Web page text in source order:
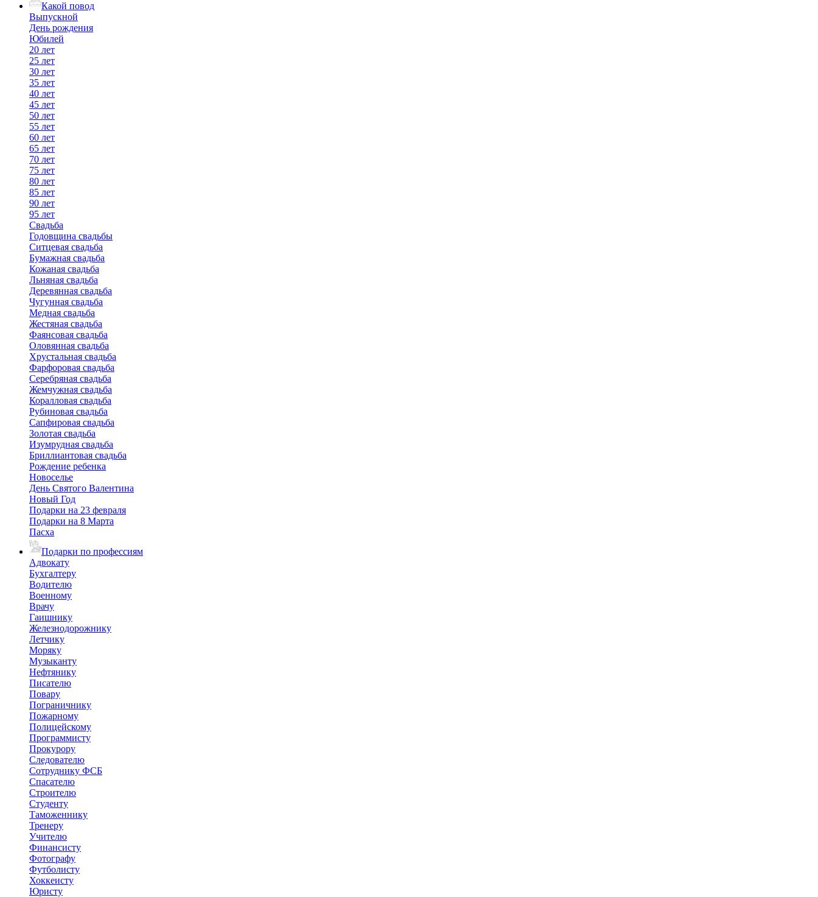
Какой повод
Выпускной
День рождения
Юбилей
20 лет
25 лет
30 лет
35 лет
40 лет
45 лет
50 лет
55 лет
60 лет
65 лет
70 лет
75 лет
80 лет
85 лет
90 лет
95 лет
Свадьба
Годовщина свадьбы
Ситцевая свадьба
Бумажная свадьба
Кожаная свадьба
Льняная свадьба
Деревянная свадьба
Чугунная свадьба
Медная свадьба
Жестяная свадьба
Фаянсовая свадьба
Оловянная свадьба
Хрустальная свадьба
Фарфоровая свадьба
Серебряная свадьба
Жемчужная свадьба
Коралловая свадьба
Рубиновая свадьба
Сапфировая свадьба
Золотая свадьба
Изумрудная свадьба
Бриллиантовая свадьба
Рождение ребенка
Новоселье
День Святого Валентина
Новый Год
Подарки на 23 февраля
Подарки на 8 Марта
Пасха
Подарки по профессиям
Адвокату
Бухгалтеру
Водителю
Военному
Врачу
Гаишнику
Железнодорожнику
Летчику
Моряку
Музыканту
Нефтянику
Писателю
Повару
Пограничнику
Пожарному
Полицейскому
Программисту
Прокурору
Следователю
Сотруднику ФСБ
Спасателю
Строителю
Студенту
Таможеннику
Тренеру
Учителю
Финансисту
Фотографу
Футболисту
Хоккеисту
Юристу